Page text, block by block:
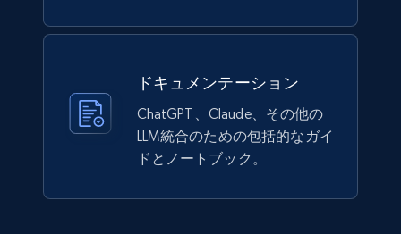
ドキュメンテーション
ChatGPT、Claude、その他の
LLM統合のための包括的なガイ
ドとノートブック。